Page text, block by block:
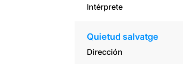
Intérprete
Quietud salvatge
Dirección